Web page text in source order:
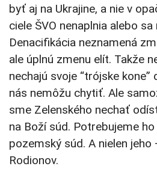
byť aj na Ukrajine, a nie v
ciele ŠVO nenaplnia alebo
Denacifikácia neznamená
ale úplnú zmenu elít. Takže
nechajú svoje “trójske
nás nemôžu chytiť. Ale
sme Zelenského nechať
na Boží súd. Potrebujeme
pozemský súd. A nielen
Rodionov.